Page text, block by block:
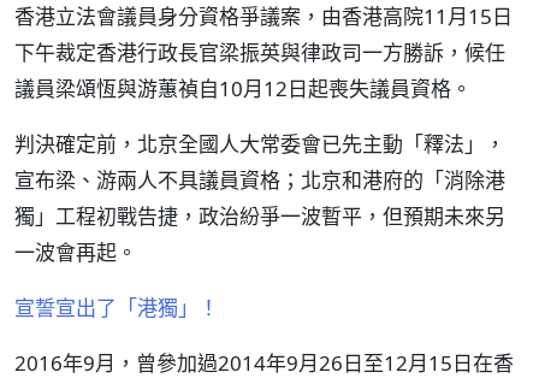
香港立法會議員身分資格爭議案，由香港高院11月15日
下午裁定香港行政長官梁振英與律政司一方勝訴，候任
議員梁頌恆與游蕙禎自10月12日起喪失議員資格。
判決確定前，北京全國人大常委會已先主動「釋法」，
宣布梁、游兩人不具議員資格；北京和港府的「消除港
獨」工程初戰告捷，政治紛爭一波暫平，但預期未來另
一波會再起。
宣誓宣出了「港獨」！
2016年9月，曾參加過2014年9月26日至12月15日在香